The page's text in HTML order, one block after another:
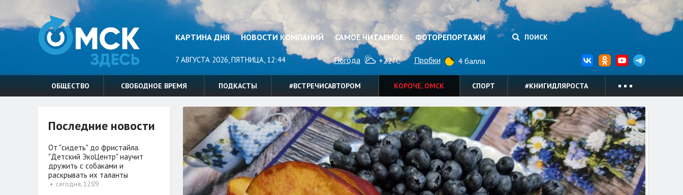
КАРТИНА ДНЯ НОВОСТИ КОМПАНИЙ САМОЕ ЧИТАЕМОЕ ФОТОРЕПОРТАЖИ ПОИСК
7 АВГУСТА 2026, ПЯТНИЦА, 12:44 Погода +22°C Пробки 4 балла
ОБЩЕСТВО СВОБОДНОЕ ВРЕМЯ ПОДКАСТЫ #ВСТРЕЧИСАВТОРОМ КОРОЧЕ, ОМСК СПОРТ #КНИГИДЛЯРОСТА
Последние новости
От "сидеть" до фристайла.
"Детский ЭкоЦентр" научит
дружить с собаками и
раскрывать их таланты
• сегодня, 12:09